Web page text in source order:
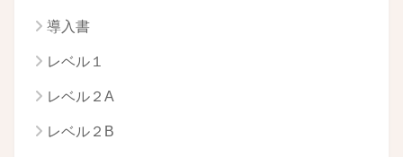
導入書
レベル１
レベル２A
レベル２B